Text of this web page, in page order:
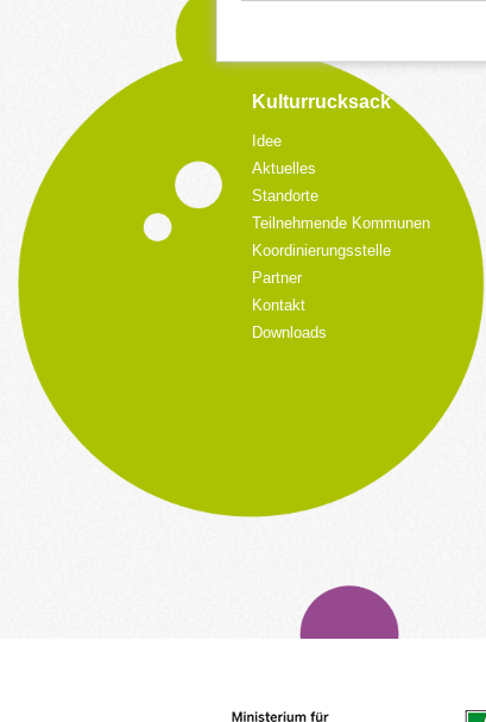
Kulturrucksack
Idee
Aktuelles
Standorte
Teilnehmende Kommunen
Koordinierungsstelle
Partner
Kontakt
Downloads